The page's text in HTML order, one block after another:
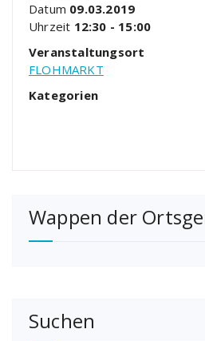
Datum 09.03.2019
Uhrzeit 12:30 - 15:00
Veranstaltungsort
FLOHMARKT
Kategorien
Wappen der
Suchen